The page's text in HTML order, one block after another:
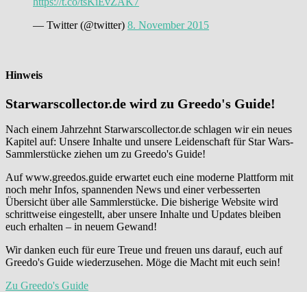
— Twitter (@twitter) 8. November 2015
Hinweis
Starwarscollector.de wird zu Greedo's Guide!
Nach einem Jahrzehnt Starwarscollector.de schlagen wir ein neues
Kapitel auf: Unsere Inhalte und unsere Leidenschaft für Star Wars-
Sammlerstücke ziehen um zu Greedo's Guide!
Auf www.greedos.guide erwartet euch eine moderne Plattform mit
noch mehr Infos, spannenden News und einer verbesserten
Übersicht über alle Sammlerstücke. Die bisherige Website wird
schrittweise eingestellt, aber unsere Inhalte und Updates bleiben
euch erhalten – in neuem Gewand!
Wir danken euch für eure Treue und freuen uns darauf, euch auf
Greedo's Guide wiederzusehen. Möge die Macht mit euch sein!
Zu Greedo's Guide